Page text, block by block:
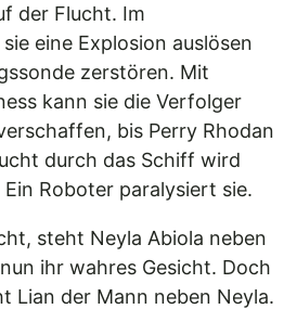
der Flucht. Im
eine Explosion auslösen
zerstören. Mit
kann sie die Verfolger
bis Perry Rhodan
durch das Schiff wird
Roboter paralysiert sie.
steht Neyla Abiola neben
ihr wahres Gesicht. Doch
Lian der Mann neben Neyla.